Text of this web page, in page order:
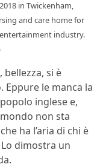
in Twickenham,
and care home for
industry.
bellezza, si è
le manca la
inglese e,
non sta
ha l’aria di chi è
dimostra un